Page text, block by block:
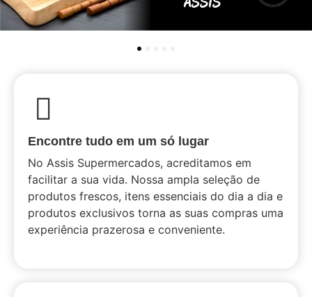
5
Encontre tudo em um só lugar
No Assis Supermercados, acreditamos em
facilitar a sua vida. Nossa ampla seleção de
produtos frescos, itens essenciais do dia a dia e
produtos exclusivos torna as suas compras uma
experiência prazerosa e conveniente.